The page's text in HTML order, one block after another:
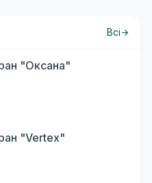
Всі
"Оксана"
"Vertex"